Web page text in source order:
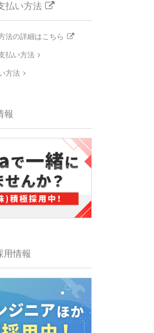
払い方法
法の詳細はこちら
払い方法
方法
報
用情報